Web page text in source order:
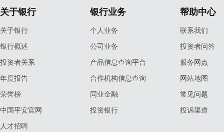
关于银行
关于银行
银行概述
投资者关系
年度报告
荣誉榜
中国平安官网
人才招聘
银行业务
个人业务
公司业务
产品信息查询平台
合作机构信息查询
同业金融
投资银行
帮助中心
联系我们
投资者问答
服务网点
网站地图
常见问题
投诉渠道